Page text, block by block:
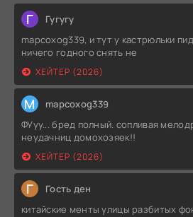
Г Гугугу
mapcoxog339, и тут у кастрюльки
ничего годного снять не
ХЕЙТЕР (2026)
M mapcoxog339
ФУуу... бред полный. сопливая
неудачниц домохозяек!!
ХЕЙТЕР (2026)
Г Гость ден
китайские менты улицы разбитых